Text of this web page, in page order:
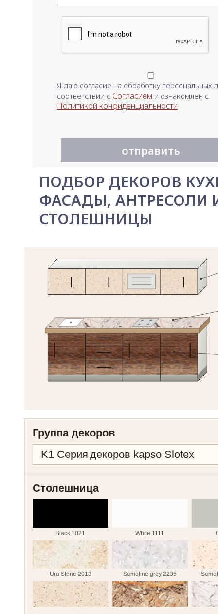
Я даю согласие на обработку персональных
соответствии с Согласием и ознакомлен с
Политикой конфиденциальности
отправить
ПОДБОР ДЕКОРОВ
ФАСАДЫ, АНТРЕСОЛИ
СТОЛЕШНИЦЫ
Группа декоров
Столешница
Black 1021 White 1111
Ura Stone 2013 Semoline grey 2235